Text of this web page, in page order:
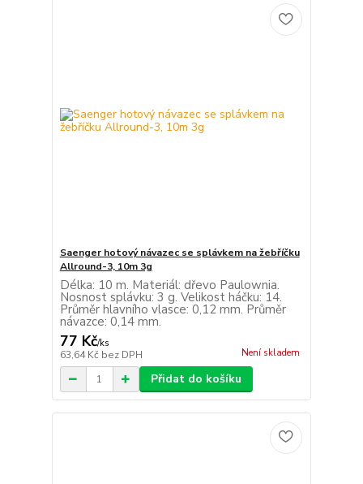
Saenger hotový návazec se splávkem na žebříčku
Allround-3, 10m 3g
Délka: 10 m. Materiál: dřevo Paulownia.
Nosnost splávku: 3 g. Velikost háčku: 14.
Průměr hlavního vlasce: 0,12 mm. Průměr
návazce: 0,14 mm.
77 Kč/ks
63,64 Kč bez DPH Není skladem
Přidat do košíku